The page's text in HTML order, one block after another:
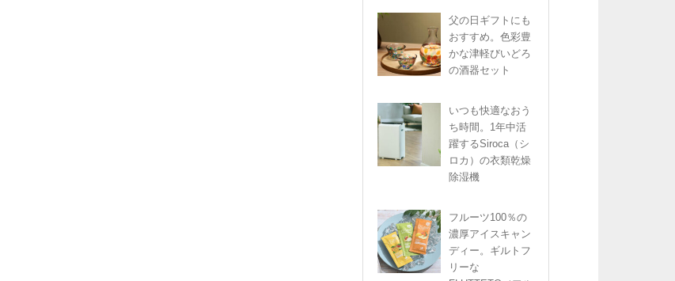
父の日ギフトにも
おすすめ。色彩豊
かな津軽びいどろ
の酒器セット
いつも快適なおう
ち時間。1年中活
躍するSiroca（シ
ロカ）の衣類乾燥
除湿機
フルーツ100％の
濃厚アイスキャン
ディー。ギルトフ
リーな